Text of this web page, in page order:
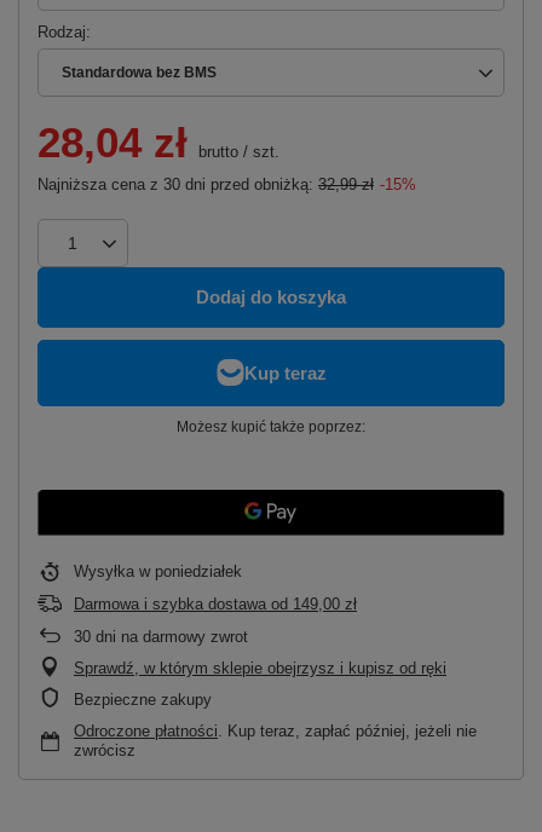
Rodzaj
Standardowa bez BMS
28,04 zł brutto / szt.
Najniższa cena z 30 dni przed obniżką: 32,99 zł -15%
Dodaj do koszyka
Możesz kupić także poprzez:
Wysyłka w poniedziałek
Darmowa i szybka dostawa od 149,00 zł
30 dni na darmowy zwrot
Sprawdź, w którym sklepie obejrzysz i kupisz od ręki
Bezpieczne zakupy
Odroczone płatności . Kup teraz, zapłać później, jeżeli nie
zwrócisz